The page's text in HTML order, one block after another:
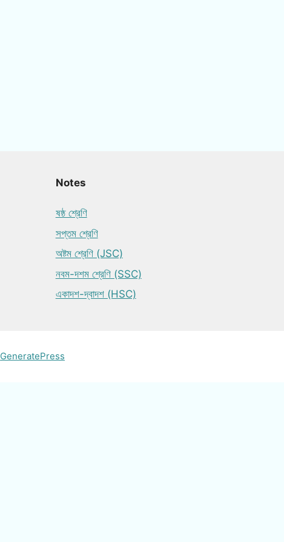
Notes
ষষ্ঠ শ্রেণি
সপ্তম শ্রেণি
অষ্টম শ্রেণি (JSC)
নবম-দশম শ্রেণি (SSC)
একাদশ-দ্বাদশ (HSC)
GeneratePress